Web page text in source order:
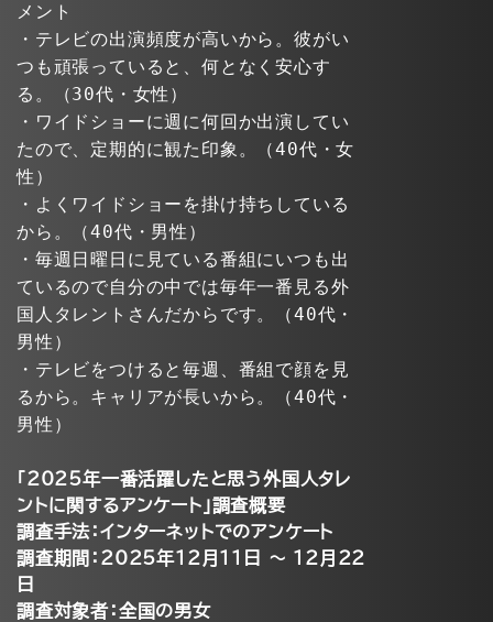
メント
・テレビの出演頻度が高いから。彼がい
つも頑張っていると、何となく安心す
る。（30代・女性）
・ワイドショーに週に何回か出演してい
たので、定期的に観た印象。（40代・女
性）
・よくワイドショーを掛け持ちしている
から。（40代・男性）
・毎週日曜日に見ている番組にいつも出
ているので自分の中では毎年一番見る外
国人タレントさんだからです。（40代・
男性）
・テレビをつけると毎週、番組で顔を見
るから。キャリアが長いから。（40代・
男性）
「2025年一番活躍したと思う外国人タレ
ントに関するアンケート」調査概要
調査手法：インターネットでのアンケート
調査期間：2025年12月11日 ～ 12月22
日
調査対象者：全国の男女